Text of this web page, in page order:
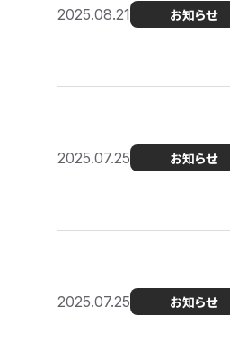
2025.08.21 お知らせ
2025.07.25 お知らせ
2025.07.25 お知らせ